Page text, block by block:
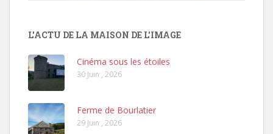
L'ACTU DE LA MAISON DE L'IMAGE
Cinéma sous les étoiles
30 Juin , 2026
Ferme de Bourlatier
29 Juin , 2026